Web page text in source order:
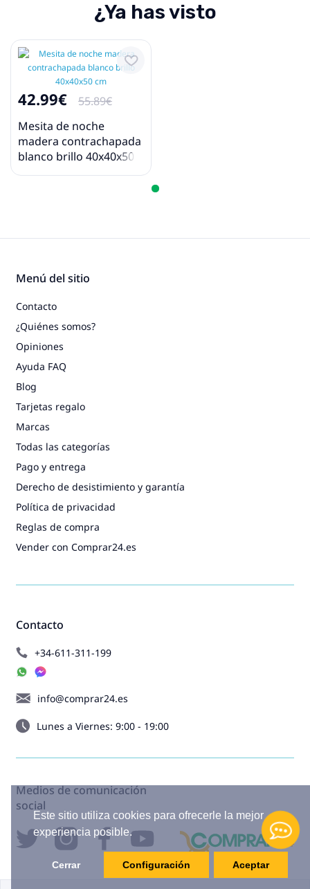
Este sitio utiliza cookies para ofrecerle la mejor
experiencia posible.
Cerrar Configuración Aceptar
¿Ya has visto
42.99€
55.89€
Mesita de noche
madera contrachapada
blanco brillo 40x40x50
cm
Contacto
+34-611-311-199
info@comprar24.es
Lunes a Viernes: 9:00 - 19:00
Menú del sitio
Contacto
¿Quiénes somos?
Opiniones
Ayuda FAQ
Blog
Tarjetas regalo
Marcas
Todas las categorías
Pago y entrega
Derecho de desistimiento y garantía
Política de privacidad
Reglas de compra
Vender con Comprar24.es
Medios de comunicación
social